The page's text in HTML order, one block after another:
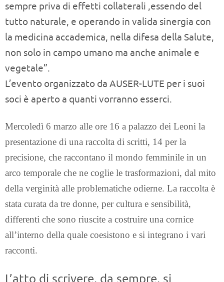
sempre priva di effetti collaterali ,essendo del
tutto naturale, e operando in valida sinergia con
la medicina accademica, nella difesa della Salute,
non solo in campo umano ma anche animale e
vegetale”.
L’evento organizzato da AUSER-LUTE per i suoi
soci è aperto a quanti vorranno esserci.
Mercoledì 6 marzo alle ore 16 a palazzo dei Leoni la
presentazione di una raccolta di scritti, 14 per la
precisione, che raccontano il mondo femminile in un
arco temporale che ne coglie le trasformazioni, dal mito
della verginità alle problematiche odierne. La raccolta è
stata curata da tre donne, per cultura e sensibilità,
differenti che sono riuscite a costruire una cornice
all’interno della quale coesistono e si integrano i vari
racconti.